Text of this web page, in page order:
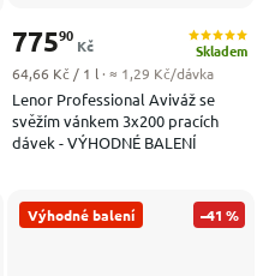
Lenor Professional Aviváž se
svěžím vánkem 3x200 pracích
dávek - VÝHODNÉ BALENÍ
Skladem
77590
Kč
Měrná cena:
64,66 Kč / 1 l · ≈ 1,29 Kč/dávka
Výhodné balení –41 %